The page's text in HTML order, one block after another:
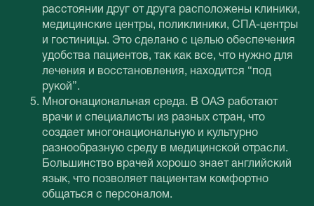
расстоянии друг от друга расположены клиники,
медицинские центры, поликлиники, СПА-центры
и гостиницы. Это сделано с целью обеспечения
удобства пациентов, так как все, что нужно для
лечения и восстановления, находится “под
рукой”.
Многонациональная среда. В ОАЭ работают
врачи и специалисты из разных стран, что
создает многонациональную и культурно
разнообразную среду в медицинской отрасли.
Большинство врачей хорошо знает английский
язык, что позволяет пациентам комфортно
общаться с персоналом.